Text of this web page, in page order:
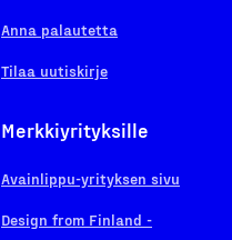
Anna palautetta
Tilaa uutiskirje
Merkkiyrityksille
Avainlippu-yrityksen sivu
Design from Finland -